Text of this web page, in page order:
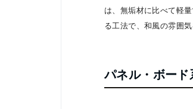
は、無垢材に比べて軽
る工法で、和風の雰囲気
パネル・ボー